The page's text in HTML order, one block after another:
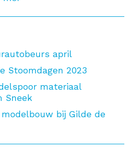
april
Stoomdagen 2023
materiaal
Sneek
bij Gilde de